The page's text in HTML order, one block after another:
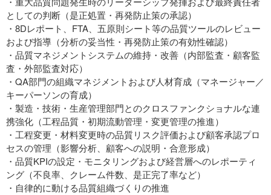
としての判断（是正処置・再発防止策の承認）
・8Dレポート、FTA、五原則シート等の品質ツールのレビュー
および指導（分析の妥当性・再発防止策の有効性確認）
・品質マネジメントシステムの維持・改善（内部監査・顧客監
査・外部監査対応）
・QA部門の組織マネジメントおよび人材育成（マネージャー／
キーパーソンの育成）
・製造・技術・生産管理部門とのクロスファンクショナルな連
携強化（工程品質・初期流動管理・変更管理の推進）
・工程変更・材料変更時の品質リスク評価および顧客承認プロ
セスの管理（影響分析、顧客への説明・合意形成）
・品質KPIの設定・モニタリングおよび経営層へのレポーティ
ング（不良率、クレーム件数、是正完了率など）
・自律的に動ける品質組織づくりの推進